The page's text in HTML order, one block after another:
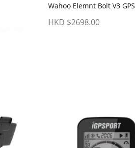
Wahoo Elemnt Bolt V3 GPS
HKD $2698.00